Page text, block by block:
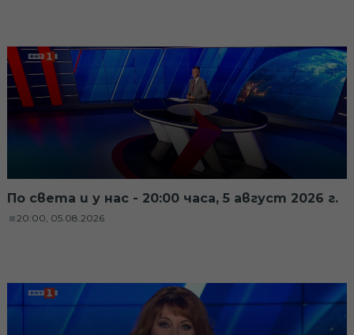
По света и у нас - 20:00 часа, 5 август 2026 г.
20:00, 05.08.2026